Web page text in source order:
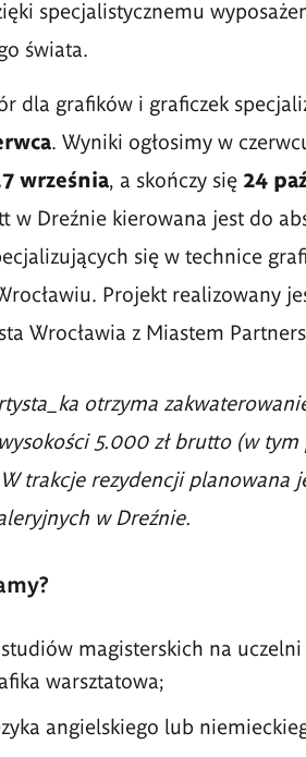
specjalistycznemu
świata.
dla grafików i graficzek
. Wyniki ogłosimy w
września , a skończy się 24
w Dreźnie kierowana jest do
się w technice
Projekt realizowany
Wrocławia z Miastem
otrzyma
5.000 zł brutto (w
trakcje rezydencji planowana
w Dreźnie.
magisterskich na
warsztatowa;
angielskiego lub